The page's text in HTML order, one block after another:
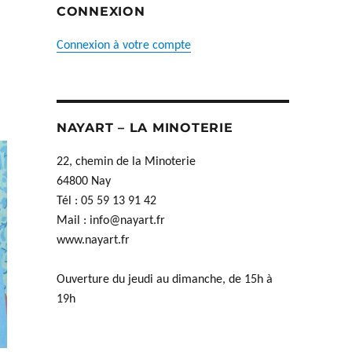
CONNEXION
Connexion à votre compte
NAYART – LA MINOTERIE
22, chemin de la Minoterie
64800 Nay
Tél : 05 59 13 91 42
Mail : info@nayart.fr
www.nayart.fr
Ouverture du jeudi au dimanche, de 15h à
19h